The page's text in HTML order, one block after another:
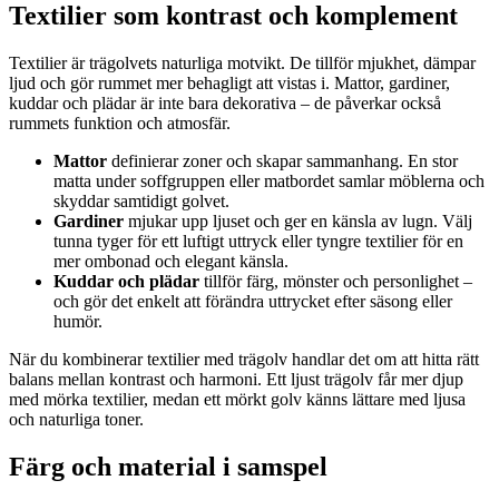
Textilier som kontrast och komplement
Textilier är trägolvets naturliga motvikt. De tillför mjukhet, dämpar
ljud och gör rummet mer behagligt att vistas i. Mattor, gardiner,
kuddar och plädar är inte bara dekorativa – de påverkar också
rummets funktion och atmosfär.
Mattor definierar zoner och skapar sammanhang. En stor
matta under soffgruppen eller matbordet samlar möblerna och
skyddar samtidigt golvet.
Gardiner mjukar upp ljuset och ger en känsla av lugn. Välj
tunna tyger för ett luftigt uttryck eller tyngre textilier för en
mer ombonad och elegant känsla.
Kuddar och plädar tillför färg, mönster och personlighet –
och gör det enkelt att förändra uttrycket efter säsong eller
humör.
När du kombinerar textilier med trägolv handlar det om att hitta rätt
balans mellan kontrast och harmoni. Ett ljust trägolv får mer djup
med mörka textilier, medan ett mörkt golv känns lättare med ljusa
och naturliga toner.
Färg och material i samspel